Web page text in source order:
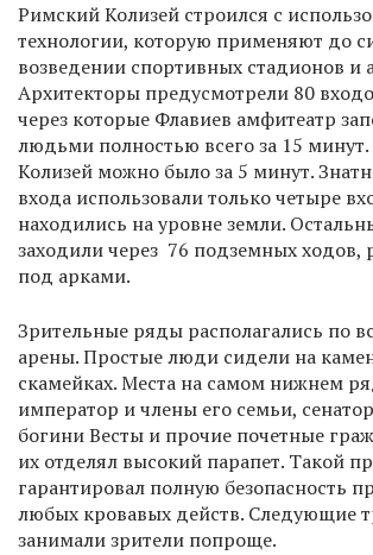
Римский Колизей строился с
технологии, которую применяют до
возведении спортивных стадионов и
Архитекторы предусмотрели 80
через которые Флавиев амфитеатр
людьми полностью всего за 15
Колизей можно было за 5 минут.
входа использовали только четыре
находились на уровне земли.
заходили через 76 подземных ходов,
под арками.
Зрительные ряды располагались по
арены. Простые люди сидели на
скамейках. Места на самом нижнем
император и члены его семьи,
богини Весты и прочие почетные
их отделял высокий парапет. Такой
гарантировал полную безопасность
любых кровавых действ. Следующие
занимали зрители попроще.